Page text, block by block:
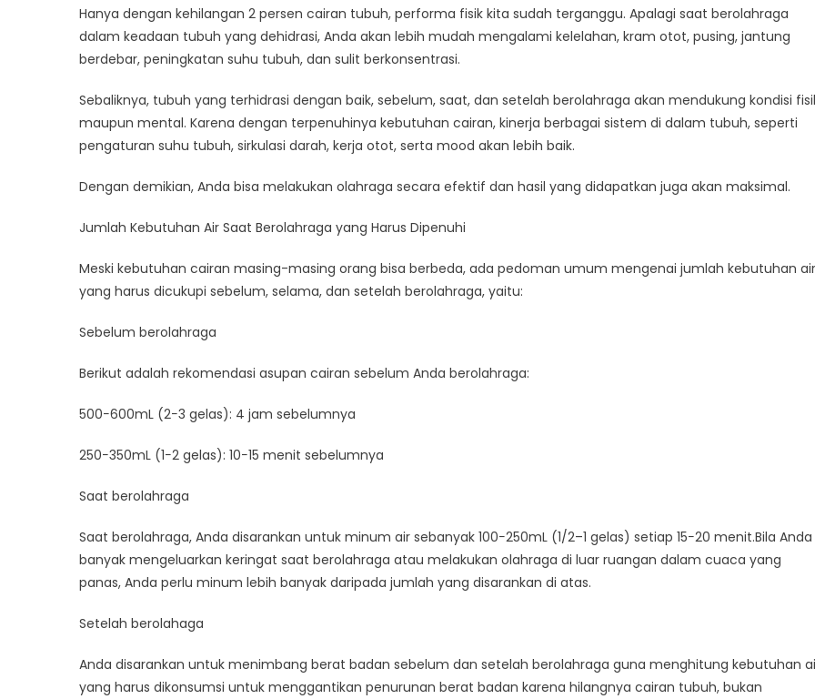
Hanya dengan kehilangan 2 persen cairan tubuh, performa fisik kita sudah terganggu. Apalagi saat berolahraga
dalam keadaan tubuh yang dehidrasi, Anda akan lebih mudah mengalami kelelahan, kram otot, pusing, jantung
berdebar, peningkatan suhu tubuh, dan sulit berkonsentrasi.
Sebaliknya, tubuh yang terhidrasi dengan baik, sebelum, saat, dan setelah berolahraga akan mendukung kondisi
maupun mental. Karena dengan terpenuhinya kebutuhan cairan, kinerja berbagai sistem di dalam tubuh, seperti
pengaturan suhu tubuh, sirkulasi darah, kerja otot, serta mood akan lebih baik.
Dengan demikian, Anda bisa melakukan olahraga secara efektif dan hasil yang didapatkan juga akan maksimal.
Jumlah Kebutuhan Air Saat Berolahraga yang Harus Dipenuhi
Meski kebutuhan cairan masing-masing orang bisa berbeda, ada pedoman umum mengenai jumlah kebutuhan air
yang harus dicukupi sebelum, selama, dan setelah berolahraga, yaitu:
Sebelum berolahraga
Berikut adalah rekomendasi asupan cairan sebelum Anda berolahraga:
500−600mL (2−3 gelas): 4 jam sebelumnya
250−350mL (1−2 gelas): 10−15 menit sebelumnya
Saat berolahraga
Saat berolahraga, Anda disarankan untuk minum air sebanyak 100−250mL (1/2–1 gelas) setiap 15−20 menit.Bila Anda
banyak mengeluarkan keringat saat berolahraga atau melakukan olahraga di luar ruangan dalam cuaca yang
panas, Anda perlu minum lebih banyak daripada jumlah yang disarankan di atas.
Setelah berolahaga
Anda disarankan untuk menimbang berat badan sebelum dan setelah berolahraga guna menghitung kebutuhan
yang harus dikonsumsi untuk menggantikan penurunan berat badan karena hilangnya cairan tubuh, bukan